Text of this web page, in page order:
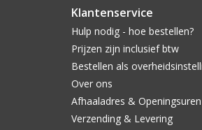
Klantenservice
Hulp nodig - hoe bestellen?
Prijzen zijn inclusief btw
Bestellen als
Over ons
Afhaaladres &
Verzending & Levering